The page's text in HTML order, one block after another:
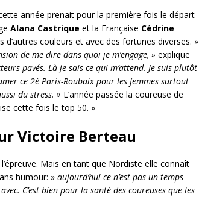
année prenait pour la première fois le départ
Alana Castrique et la Française Cédrine
d’autres couleurs et avec des fortunes diverses. »
de me dire dans quoi je m’engage, » explique
pavés. Là je sais ce qui m’attend. Je suis plutôt
ce 2è Paris-Roubaix pour les femmes surtout
du stress. » L’année passée la coureuse de
cette fois le top 50. »
Victoire Berteau
Mais en tant que Nordiste elle connaît
humour: » aujourd’hui ce n’est pas un temps
C’est bien pour la santé des coureuses que les